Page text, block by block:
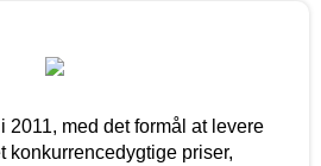
2011, med det formål at levere
konkurrencedygtige priser,